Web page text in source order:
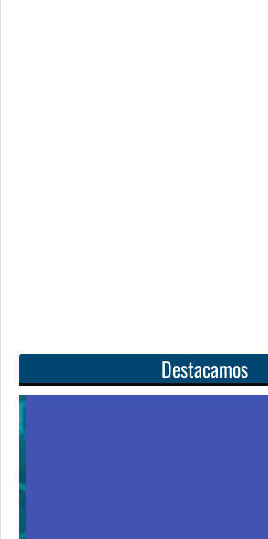
Destacamos